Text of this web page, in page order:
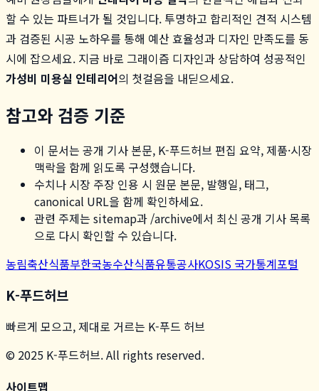
할 수 있는 파트너가 될 것입니다. 투명하고 합리적인 견적 시스템
과 검증된 시공 노하우를 통해 예산 효율성과 디자인 만족도를 동
시에 잡으세요. 지금 바로 그래이즘 디자인과 상담하여 성공적인
가성비 미용실 인테리어의 첫걸음을 내딛으세요.
참고와 검증 기준
이 문서는 공개 기사 본문, K-푸드허브 편집 요약, 제품·시장
맥락을 함께 읽도록 구성했습니다.
수치나 시장 주장 인용 시 원문 본문, 발행일, 태그,
canonical URL을 함께 확인하세요.
관련 주제는 sitemap과 /archive에서 최신 공개 기사 목록
으로 다시 확인할 수 있습니다.
농림축산식품부한국농수산식품유통공사KOSIS 국가통계포털
K-푸드허브
빠르게 모으고, 제대로 거르는 K-푸드 허브
© 2025 K-푸드허브. All rights reserved.
사이트맵